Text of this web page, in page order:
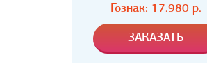
Гознак: 17.980р.